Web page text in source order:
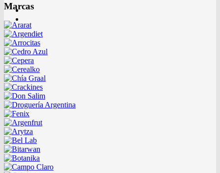
Marcas